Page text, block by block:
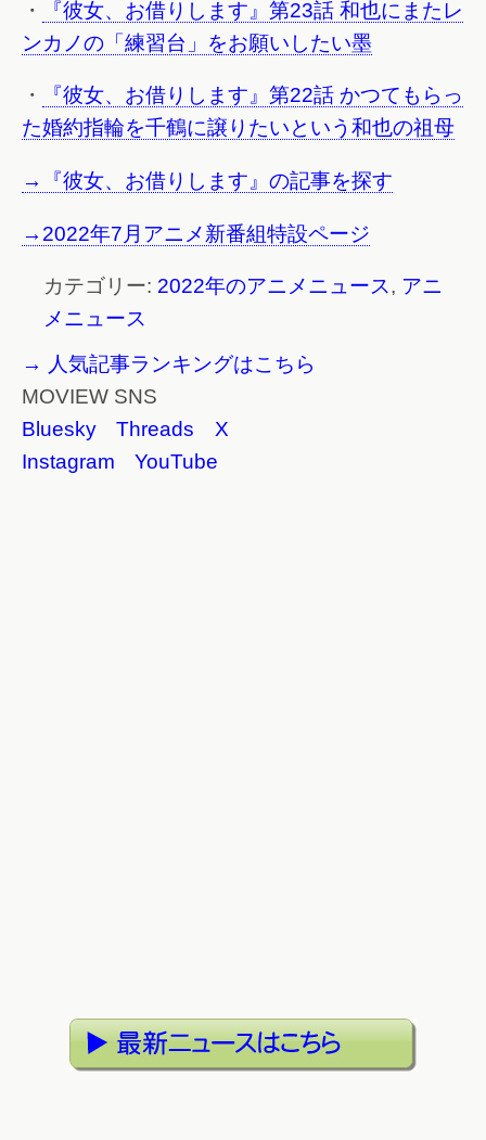
・
『彼女、お借りします』第23話 和也にまたレ
ンカノの「練習台」をお願いしたい墨
・
『彼女、お借りします』第22話 かつてもらっ
た婚約指輪を千鶴に譲りたいという和也の祖母
→『彼女、お借りします』の記事を探す
→2022年7月アニメ新番組特設ページ
カテゴリー: 2022年のアニメニュース, アニ
メニュース
→ 人気記事ランキングはこちら
MOVIEW SNS
Bluesky
Threads
X
Instagram
YouTube